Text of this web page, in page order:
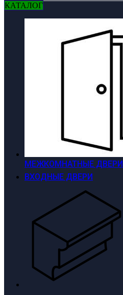
КАТАЛОГ
МЕЖКОМНАТНЫЕ ДВЕРИ
ВХОДНЫЕ ДВЕРИ